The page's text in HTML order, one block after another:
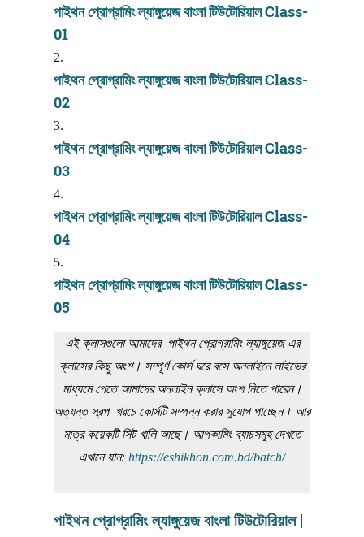
পাইথন প্রোগ্রামিং ল্যাঙ্গুয়েজ বাংলা টিউটোরিয়াল Class-
01
পাইথন প্রোগ্রামিং ল্যাঙ্গুয়েজ বাংলা টিউটোরিয়াল Class-
02
পাইথন প্রোগ্রামিং ল্যাঙ্গুয়েজ বাংলা টিউটোরিয়াল Class-
03
পাইথন প্রোগ্রামিং ল্যাঙ্গুয়েজ বাংলা টিউটোরিয়াল Class-
04
পাইথন প্রোগ্রামিং ল্যাঙ্গুয়েজ বাংলা টিউটোরিয়াল Class-
05
এই ক্লাসগুলো আমাদের পাইথন প্রোগ্রামিং ল্যাঙ্গুয়েজ এর
ক্লাসের কিছু অংশ। সম্পূর্ণ কোর্স ঘরে বসে অনলাইনে লাইভের
মাধ্যমে পেতে আমাদের অনলাইন ক্লাসে অংশ নিতে পারেন।
অত্যন্ত স্বল্প খরচে কোর্সটি সম্পন্ন করার সুযোগ পাচ্ছেন। আর
মাত্র কয়েকটি সিট খালি আছে। আপকামিং ব্যাচসমূহ দেখতে
এখানে যান: https://eshikhon.com.bd/batch/
পাইথন প্রোগ্রামিং ল্যাঙ্গুয়েজ বাংলা টিউটোরিয়াল |